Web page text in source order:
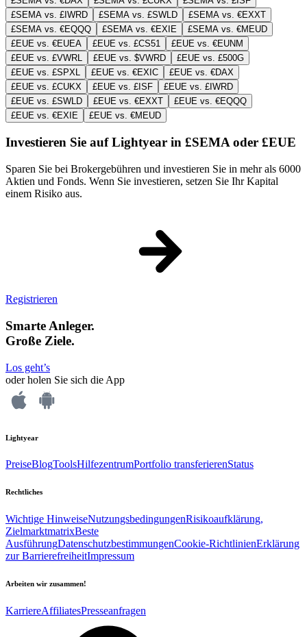
£SEMA vs. £IWRD
£SEMA vs. £SWLD
£SEMA vs. €EXXT
£SEMA vs. €EQQQ
£SEMA vs. €EXIE
£SEMA vs. €MEUD
£EUE vs. €EUEA
£EUE vs. £CS51
£EUE vs. €EUNM
£EUE vs. £VWRL
£EUE vs. $VWRD
£EUE vs. £500G
£EUE vs. £SPXL
£EUE vs. €EXIC
£EUE vs. €DAX
£EUE vs. £CUKX
£EUE vs. £ISF
£EUE vs. £IWRD
£EUE vs. £SWLD
£EUE vs. €EXXT
£EUE vs. €EQQQ
£EUE vs. €EXIE
£EUE vs. €MEUD
Investieren Sie auf Lightyear in £SEMA oder £EUE
Sparen Sie bei Brokergebühren und investieren Sie in mehr als 6000
Aktien und Fonds. Wenn Sie investieren, setzen Sie Ihr Kapital
einem Risiko aus.
Registrieren
Smarte Anleger.
Große Ziele.
Los geht’s
oder holen Sie sich die App
Lightyear
PreiseBlogToolsHilfezentrumPortfolio transferierenStatus
Rechtliches
Wichtige HinweiseNutzungsbedingungenRisikoaufklärung,
ZielmarktmatrixBeste
AusführungDatenschutzbestimmungenCookie-RichtlinienErklärung
zur BarrierefreiheitImpressum
Arbeiten wir zusammen!
KarriereAffiliatesPresseanfragen